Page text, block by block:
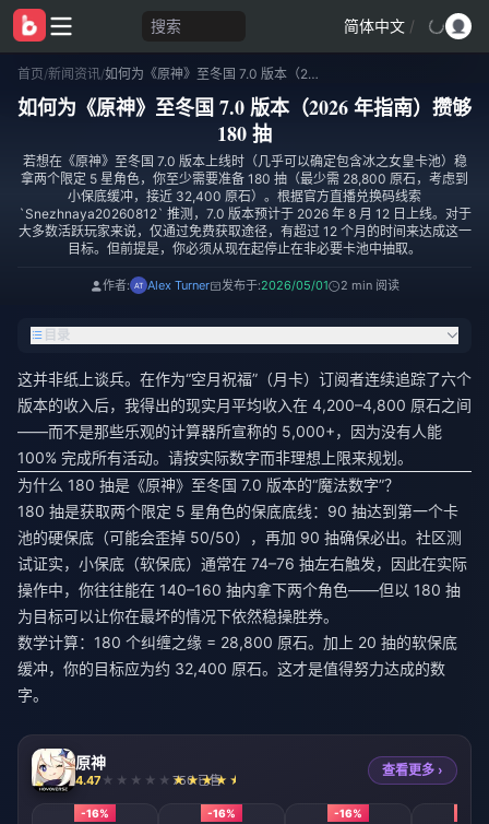
搜索 简体中文 /
首页/新闻资讯/ 如何为《原神》至冬国 7.0 版本（2026 年指南）攒够 180 抽
如何为《原神》至冬国 7.0 版本（2026 年指南）攒够
180 抽
若想在《原神》至冬国 7.0 版本上线时（几乎可以确定包含冰之女皇卡池）稳
拿两个限定 5 星角色，你至少需要准备 180 抽（最少需 28,800 原石，考虑到
小保底缓冲，接近 32,400 原石）。根据官方直播兑换码线索
`Snezhnaya20260812` 推测，7.0 版本预计于 2026 年 8 月 12 日上线。对于
大多数活跃玩家来说，仅通过免费获取途径，有超过 12 个月的时间来达成这一
目标。但前提是，你必须从现在起停止在非必要卡池中抽取。
作者: Alex Turner 发布于:2026/05/01 2 min 阅读
目录
这并非纸上谈兵。在作为“空月祝福”（月卡）订阅者连续追踪了六个
版本的收入后，我得出的现实月平均收入在 4,200–4,800 原石之间
——而不是那些乐观的计算器所宣称的 5,000+，因为没有人能
100% 完成所有活动。请按实际数字而非理想上限来规划。
为什么 180 抽是《原神》至冬国 7.0 版本的“魔法数字”？
180 抽是获取两个限定 5 星角色的保底底线：90 抽达到第一个卡
池的硬保底（可能会歪掉 50/50），再加 90 抽确保必出。社区测
试证实，小保底（软保底）通常在 74–76 抽左右触发，因此在实际
操作中，你往往能在 140–160 抽内拿下两个角色——但以 180 抽
为目标可以让你在最坏的情况下依然稳操胜券。
数学计算：180 个纠缠之缘 = 28,800 原石。加上 20 抽的软保底
缓冲，你的目标应为约 32,400 原石。这才是值得努力达成的数
字。
原神
4.47 750 已售
查看更多 ›
-16% -16% -16%